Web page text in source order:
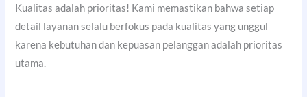
Kualitas adalah prioritas! Kami memastikan bahwa setiap
detail layanan selalu berfokus pada kualitas yang unggul
karena kebutuhan dan kepuasan pelanggan adalah prioritas
utama.